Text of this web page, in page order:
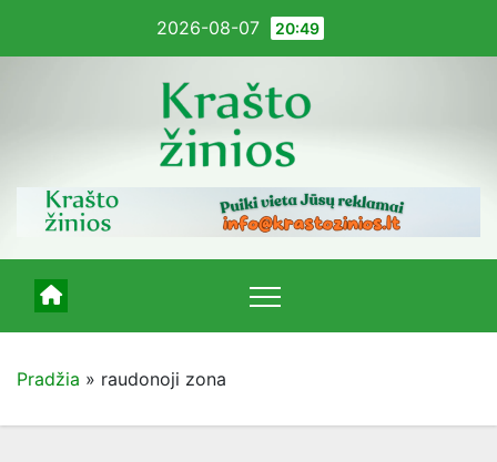
2026-08-07 20:49
Pradžia » raudonoji zona